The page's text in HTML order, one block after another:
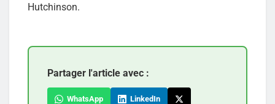
Hutchinson.
Partager l'article avec :
WhatsApp LinkedIn